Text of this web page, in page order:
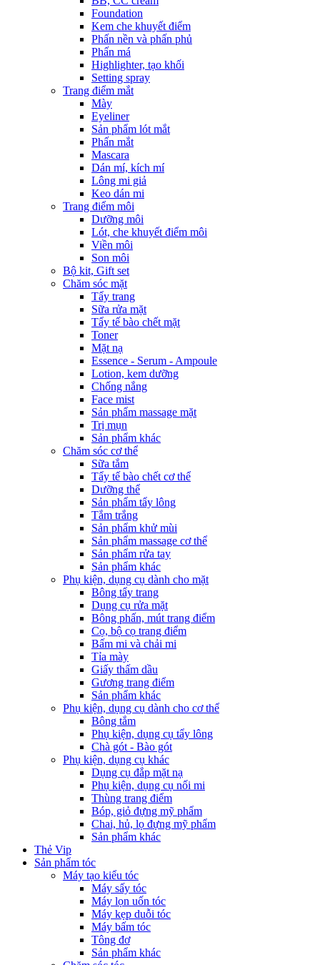
Foundation
Kem che khuyết điểm
Phấn nền và phấn phủ
Phấn má
Highlighter, tạo khối
Setting spray
Trang điểm mắt
Mày
Eyeliner
Sản phẩm lót mắt
Phấn mắt
Mascara
Dán mí, kích mí
Lông mi giả
Keo dán mi
Trang điểm môi
Dưỡng môi
Lót, che khuyết điểm môi
Viền môi
Son môi
Bộ kit, Gift set
Chăm sóc mặt
Tẩy trang
Sữa rửa mặt
Tẩy tế bào chết mặt
Toner
Mặt nạ
Essence - Serum - Ampoule
Lotion, kem dưỡng
Chống nắng
Face mist
Sản phẩm massage mặt
Trị mụn
Sản phẩm khác
Chăm sóc cơ thể
Sữa tắm
Tẩy tế bào chết cơ thể
Dưỡng thể
Sản phẩm tẩy lông
Tắm trắng
Sản phẩm khử mùi
Sản phẩm massage cơ thể
Sản phẩm rửa tay
Sản phẩm khác
Phụ kiện, dụng cụ dành cho mặt
Bông tẩy trang
Dụng cụ rửa mặt
Bông phấn, mút trang điểm
Cọ, bộ cọ trang điểm
Bấm mi và chải mi
Tỉa mày
Giấy thấm dầu
Gương trang điểm
Sản phẩm khác
Phụ kiện, dụng cụ dành cho cơ thể
Bông tắm
Phụ kiện, dụng cụ tẩy lông
Chà gót - Bào gót
Phụ kiện, dụng cụ khác
Dụng cụ đắp mặt nạ
Phụ kiện, dụng cụ nối mi
Thùng trang điểm
Bóp, giỏ đựng mỹ phẩm
Chai, hủ, lọ đựng mỹ phẩm
Sản phẩm khác
Thẻ Vip
Sản phẩm tóc
Máy tạo kiểu tóc
Máy sấy tóc
Máy lọn uốn tóc
Máy kẹp duỗi tóc
Máy bấm tóc
Tông đơ
Sản phẩm khác